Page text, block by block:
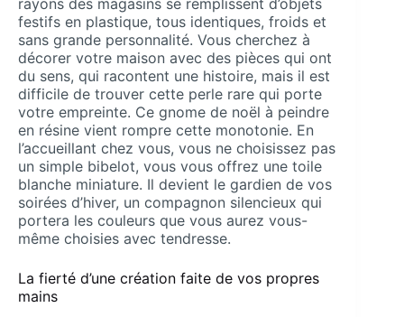
festifs en plastique, tous identiques, froids et
sans grande personnalité. Vous cherchez à
décorer votre maison avec des pièces qui ont
du sens, qui racontent une histoire, mais il est
difficile de trouver cette perle rare qui porte
votre empreinte. Ce gnome de noël à peindre
en résine vient rompre cette monotonie. En
l’accueillant chez vous, vous ne choisissez pas
un simple bibelot, vous vous offrez une toile
blanche miniature. Il devient le gardien de vos
soirées d’hiver, un compagnon silencieux qui
portera les couleurs que vous aurez vous-
même choisies avec tendresse.
La fierté d’une création faite de vos propres
mains